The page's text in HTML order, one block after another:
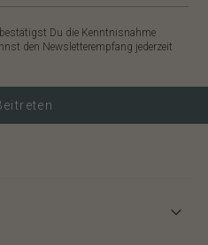
Du die Kenntnisnahme
den Newsletterempfang jederzeit